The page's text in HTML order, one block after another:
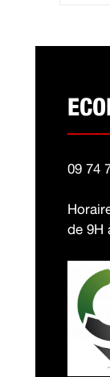
09 74
de 9H